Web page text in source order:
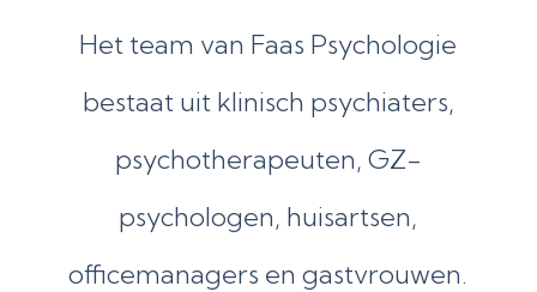
Het team van Faas Psychologie
bestaat uit klinisch psychiaters,
psychotherapeuten, GZ-
psychologen, huisartsen,
officemanagers en gastvrouwen.